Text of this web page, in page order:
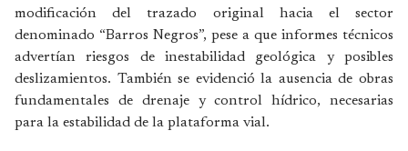
modificación del trazado original hacia el sector
denominado “Barros Negros”, pese a que informes técnicos
advertían riesgos de inestabilidad geológica y posibles
deslizamientos. También se evidenció la ausencia de obras
fundamentales de drenaje y control hídrico, necesarias
para la estabilidad de la plataforma vial.